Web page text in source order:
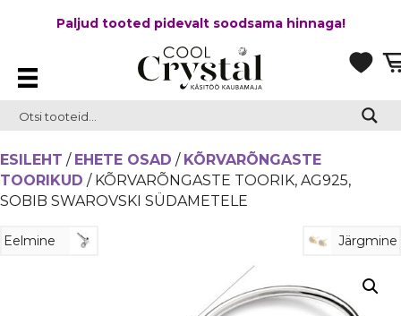
Paljud tooted pidevalt soodsama hinnaga!
ESILEHT / EHETE OSAD / KÕRVARÕNGASTE
TOORIKUD / KÕRVARÕNGASTE TOORIK, AG925,
SOBIB SWAROVSKI SÜDAMETELE
Eelmine Järgmine